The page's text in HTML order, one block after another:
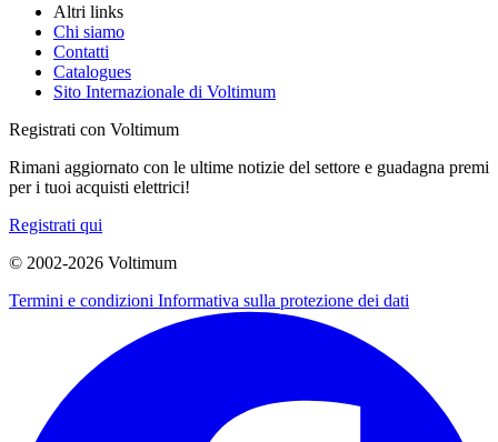
Altri links
Chi siamo
Contatti
Catalogues
Sito Internazionale di Voltimum
Registrati con Voltimum
Rimani aggiornato con le ultime notizie del settore e guadagna premi
per i tuoi acquisti elettrici!
Registrati qui
© 2002-2026 Voltimum
Termini e condizioni Informativa sulla protezione dei dati